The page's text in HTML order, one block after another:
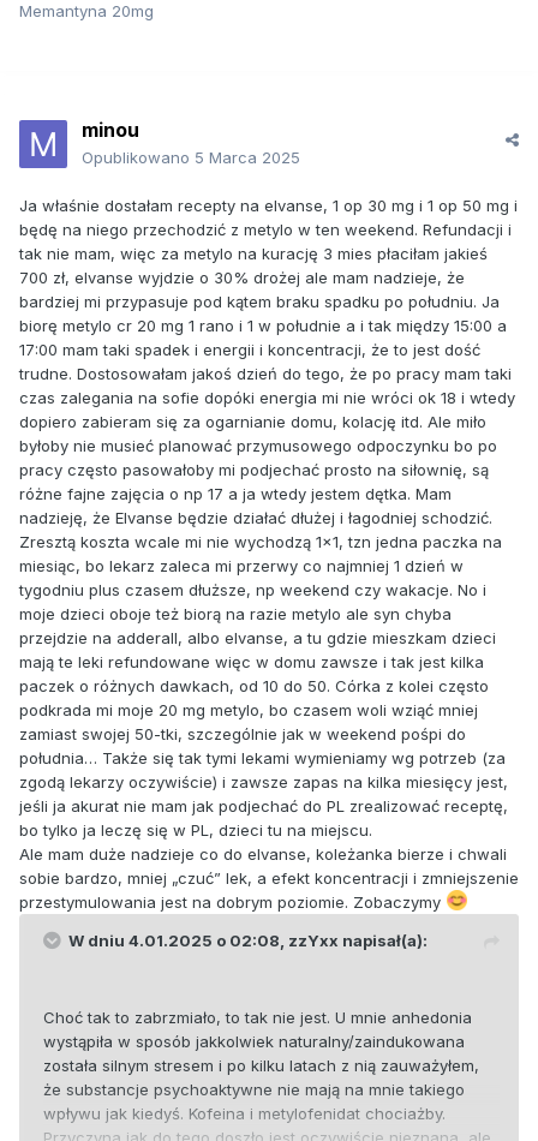
Memantyna 20mg
minou
Opublikowano 5 Marca 2025
Ja właśnie dostałam recepty na elvanse, 1 op 30 mg i 1 op 50 mg i
będę na niego przechodzić z metylo w ten weekend. Refundacji i
tak nie mam, więc za metylo na kurację 3 mies płaciłam jakieś
700 zł, elvanse wyjdzie o 30% drożej ale mam nadzieje, że
bardziej mi przypasuje pod kątem braku spadku po południu. Ja
biorę metylo cr 20 mg 1 rano i 1 w południe a i tak między 15:00 a
17:00 mam taki spadek i energii i koncentracji, że to jest dość
trudne. Dostosowałam jakoś dzień do tego, że po pracy mam taki
czas zalegania na sofie dopóki energia mi nie wróci ok 18 i wtedy
dopiero zabieram się za ogarnianie domu, kolację itd. Ale miło
byłoby nie musieć planować przymusowego odpoczynku bo po
pracy często pasowałoby mi podjechać prosto na siłownię, są
różne fajne zajęcia o np 17 a ja wtedy jestem dętka. Mam
nadzieję, że Elvanse będzie działać dłużej i łagodniej schodzić.
Zresztą koszta wcale mi nie wychodzą 1x1, tzn jedna paczka na
miesiąc, bo lekarz zaleca mi przerwy co najmniej 1 dzień w
tygodniu plus czasem dłuższe, np weekend czy wakacje. No i
moje dzieci oboje też biorą na razie metylo ale syn chyba
przejdzie na adderall, albo elvanse, a tu gdzie mieszkam dzieci
mają te leki refundowane więc w domu zawsze i tak jest kilka
paczek o różnych dawkach, od 10 do 50. Córka z kolei często
podkrada mi moje 20 mg metylo, bo czasem woli wziąć mniej
zamiast swojej 50-tki, szczególnie jak w weekend pośpi do
południa… Także się tak tymi lekami wymieniamy wg potrzeb (za
zgodą lekarzy oczywiście) i zawsze zapas na kilka miesięcy jest,
jeśli ja akurat nie mam jak podjechać do PL zrealizować receptę,
bo tylko ja leczę się w PL, dzieci tu na miejscu.
Ale mam duże nadzieje co do elvanse, koleżanka bierze i chwali
sobie bardzo, mniej „czuć” lek, a efekt koncentracji i zmniejszenie
przestymulowania jest na dobrym poziomie. Zobaczymy
W dniu 4.01.2025 o 02:08, zzYxx napisał(a):
Choć tak to zabrzmiało, to tak nie jest. U mnie anhedonia
wystąpiła w sposób jakkolwiek naturalny/zaindukowana
została silnym stresem i po kilku latach z nią zauważyłem,
że substancje psychoaktywne nie mają na mnie takiego
wpływu jak kiedyś. Kofeina i metylofenidat chociażby.